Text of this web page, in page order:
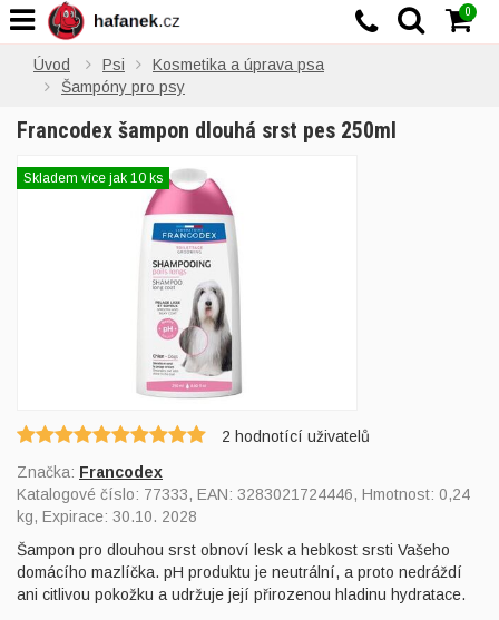
Úvod Psi
Kosmetika a úprava psa
Šampóny pro psy
Francodex šampon dlouhá srst pes 250ml
Skladem více jak 10 ks
2 hodnotící uživatelů
Značka: Francodex
Katalogové číslo: 77333, EAN: 3283021724446, Hmotnost: 0,24
kg, Expirace: 30.10. 2028
Šampon pro dlouhou srst obnoví lesk a hebkost srsti Vašeho
domácího mazlíčka. pH produktu je neutrální, a proto nedráždí
ani citlivou pokožku a udržuje její přirozenou hladinu hydratace.
0